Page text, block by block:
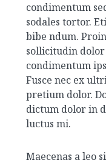
condimentum
sodales tortor.
bibe ndum.
sollicitudin
condimentum
Fusce nec ex
pretium dolor.
dictum dolor in
luctus mi.
Maecenas a leo